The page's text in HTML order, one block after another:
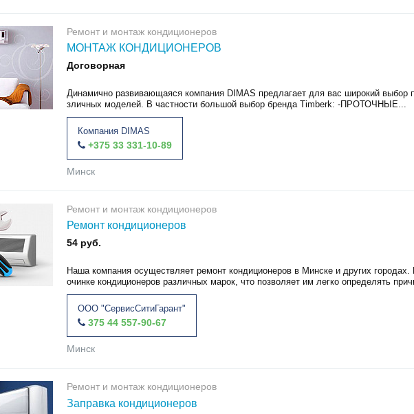
Ремонт и монтаж кондиционеров
МОНТАЖ КОНДИЦИОНЕРОВ
Договорная
Динамично развивающаяся компания DIMAS предлагает для вас широкий выбор
зличных моделей. В частности большой выбор бренда Timberk: -ПРОТОЧНЫЕ...
Компания DIMAS
+375 33 331-10-89
Минск
Ремонт и монтаж кондиционеров
Ремонт кондиционеров
54 руб.
Наша компания осуществляет ремонт кондиционеров в Минске и других
очинке кондиционеров различных марок, что позволяет им легко определять
ООО "СервисСитиГарант"
375 44 557-90-67
Минск
Ремонт и монтаж кондиционеров
Заправка кондиционеров